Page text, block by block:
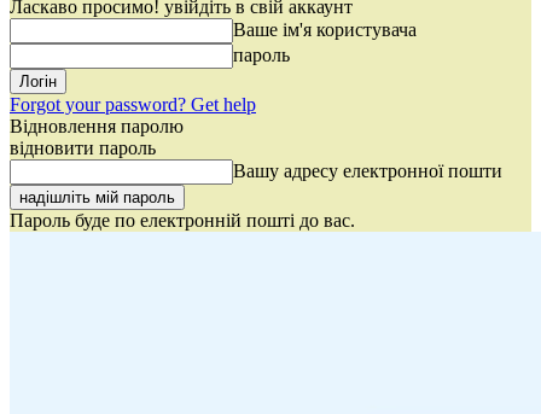
Ласкаво просимо! увійдіть в свій аккаунт
Ваше ім'я користувача
пароль
Forgot your password? Get help
Відновлення паролю
відновити пароль
Вашу адресу електронної пошти
Пароль буде по електронній пошті до вас.